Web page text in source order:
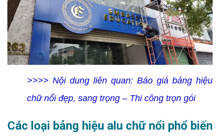
>>>> Nội dung liên quan: Báo giá bảng hiệu
chữ nổi đẹp, sang trọng – Thi công trọn gói
Các loại bảng hiệu alu chữ nổi phổ biến